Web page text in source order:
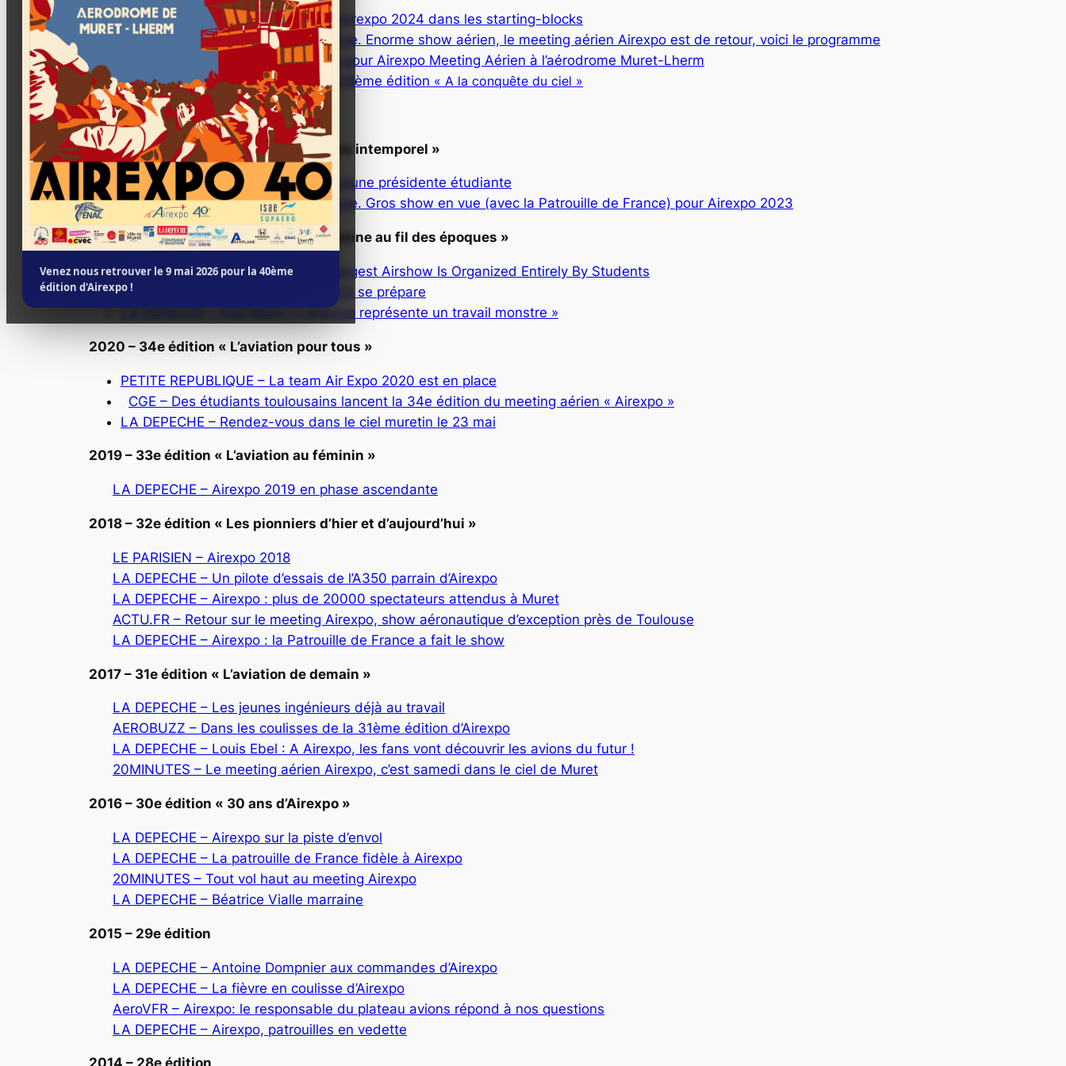
Venez nous retrouver le 9 mai 2026 pour la 40ème
édition d'Airexpo !
LA DEPECHE – Le meeting aérien Airexpo 2024 dans les starting-blocks
ACTUTOULOUSE – Près de Toulouse. Enorme show aérien, le meeting aérien Airexpo est de retour, voici le programme
LA DEPECHE – Gagnez vos places pour Airexpo Meeting Aérien à l’aérodrome Muret-Lherm
The Eagle’s Letter – Airexpo : une 38ème édition « A la conquête du ciel »
2023 – 37e édition «L’ Aviation, un rêve intemporel »
LA DEPECHE – Tess Masson, une jeune présidente étudiante
ACTUTOULOUSE – Près de Toulouse. Gros show en vue (avec la Patrouille de France) pour Airexpo 2023
2022 – 36e édition « L’innovation aérienne au fil des époques »
SIMPLE FLYING – France’s Third Largest Airshow Is Organized Entirely By Students
PETITE REPUBLIQUE – Airexpo 2022 se prépare
LA DEPECHE – Paul Brion : « Airexpo représente un travail monstre »
2020 – 34e édition « L’aviation pour tous »
PETITE REPUBLIQUE – La team Air Expo 2020 est en place
CGE – Des étudiants toulousains lancent la 34e édition du meeting aérien « Airexpo »
LA DEPECHE – Rendez-vous dans le ciel muretin le 23 mai
2019 – 33e édition « L’aviation au féminin »
LA DEPECHE – Airexpo 2019 en phase ascendante
2018 – 32e édition « Les pionniers d’hier et d’aujourd’hui »
LE PARISIEN – Airexpo 2018
LA DEPECHE – Un pilote d’essais de l’A350 parrain d’Airexpo
LA DEPECHE – Airexpo : plus de 20000 spectateurs attendus à Muret
ACTU.FR – Retour sur le meeting Airexpo, show aéronautique d’exception près de Toulouse
LA DEPECHE – Airexpo : la Patrouille de France a fait le show
2017 – 31e édition « L’aviation de demain »
LA DEPECHE – Les jeunes ingénieurs déjà au travail
AEROBUZZ – Dans les coulisses de la 31ème édition d’Airexpo
LA DEPECHE – Louis Ebel : A Airexpo, les fans vont découvrir les avions du futur !
20MINUTES – Le meeting aérien Airexpo, c’est samedi dans le ciel de Muret
2016 – 30e édition « 30 ans d’Airexpo »
LA DEPECHE – Airexpo sur la piste d’envol
LA DEPECHE – La patrouille de France fidèle à Airexpo
20MINUTES – Tout vol haut au meeting Airexpo
LA DEPECHE – Béatrice Vialle marraine
2015 – 29e édition
LA DEPECHE – Antoine Dompnier aux commandes d’Airexpo
LA DEPECHE – La fièvre en coulisse d’Airexpo
AeroVFR – Airexpo: le responsable du plateau avions répond à nos questions
LA DEPECHE – Airexpo, patrouilles en vedette